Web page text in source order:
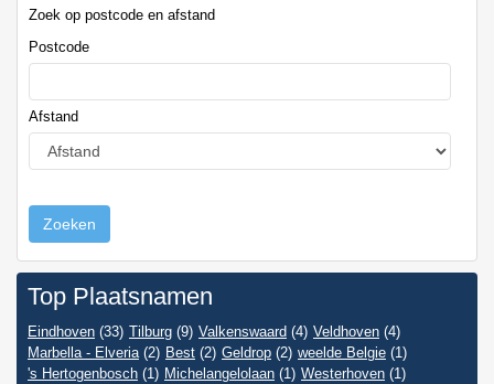
Zoek op postcode en afstand
Postcode
Afstand
Zoeken
Top Plaatsnamen
Eindhoven (33) Tilburg (9) Valkenswaard (4) Veldhoven (4)
Marbella - Elveria (2) Best (2) Geldrop (2) weelde Belgie (1)
's Hertogenbosch (1) Michelangelolaan (1) Westerhoven (1)